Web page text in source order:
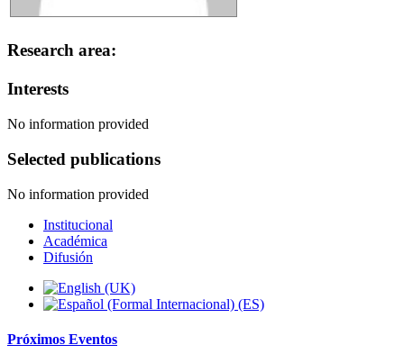
Research area:
Interests
No information provided
Selected publications
No information provided
Institucional
Académica
Difusión
Próximos Eventos